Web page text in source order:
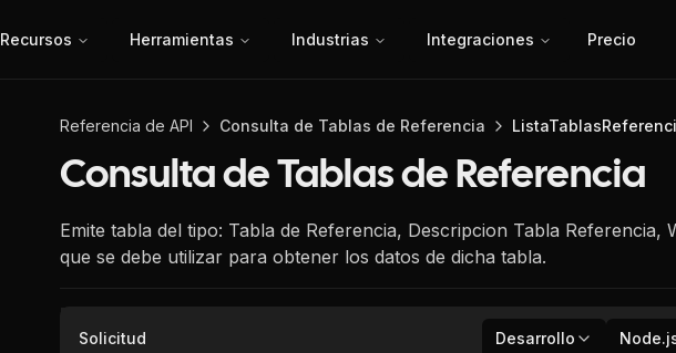
Recursos Herramientas Industrias Integraciones Precio
Referencia de API Consulta de Tablas de Referencia
Consulta de Tablas de Referencia
Emite tabla del tipo: Tabla de Referencia, Descripcion Tabla Referencia,
que se debe utilizar para obtener los datos de dicha tabla.
Solicitud Desarrollo